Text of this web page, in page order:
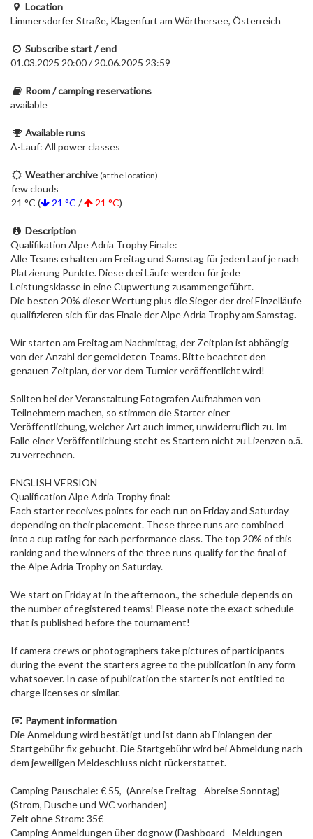
Location
Limmersdorfer Straße, Klagenfurt am Wörthersee, Österreich
Subscribe start / end
01.03.2025 20:00 / 20.06.2025 23:59
Room / camping reservations
available
Available runs
A-Lauf: All power classes
Weather archive (at the location)
few clouds
21 °C (
21 °C / 21 °C)
Description
Qualifikation Alpe Adria Trophy Finale:
Alle Teams erhalten am Freitag und Samstag für jeden Lauf je nach
Platzierung Punkte. Diese drei Läufe werden für jede
Leistungsklasse in eine Cupwertung zusammengeführt.
Die besten 20% dieser Wertung plus die Sieger der drei Einzelläufe
qualifizieren sich für das Finale der Alpe Adria Trophy am Samstag.
Wir starten am Freitag am Nachmittag, der Zeitplan ist abhängig
von der Anzahl der gemeldeten Teams. Bitte beachtet den
genauen Zeitplan, der vor dem Turnier veröffentlicht wird!
Sollten bei der Veranstaltung Fotografen Aufnahmen von
Teilnehmern machen, so stimmen die Starter einer
Veröffentlichung, welcher Art auch immer, unwiderruflich zu. Im
Falle einer Veröffentlichung steht es Startern nicht zu Lizenzen o.ä.
zu verrechnen.
ENGLISH VERSION
Qualification Alpe Adria Trophy final:
Each starter receives points for each run on Friday and Saturday
depending on their placement. These three runs are combined
into a cup rating for each performance class. The top 20% of this
ranking and the winners of the three runs qualify for the final of
the Alpe Adria Trophy on Saturday.
We start on Friday at in the afternoon., the schedule depends on
the number of registered teams! Please note the exact schedule
that is published before the tournament!
If camera crews or photographers take pictures of participants
during the event the starters agree to the publication in any form
whatsoever. In case of publication the starter is not entitled to
charge licenses or similar.
Payment information
Die Anmeldung wird bestätigt und ist dann ab Einlangen der
Startgebühr fix gebucht. Die Startgebühr wird bei Abmeldung nach
dem jeweiligen Meldeschluss nicht rückerstattet.
Camping Pauschale: € 55,- (Anreise Freitag - Abreise Sonntag)
(Strom, Dusche und WC vorhanden)
Zelt ohne Strom: 35€
Camping Anmeldungen über dognow (Dashboard - Meldungen -